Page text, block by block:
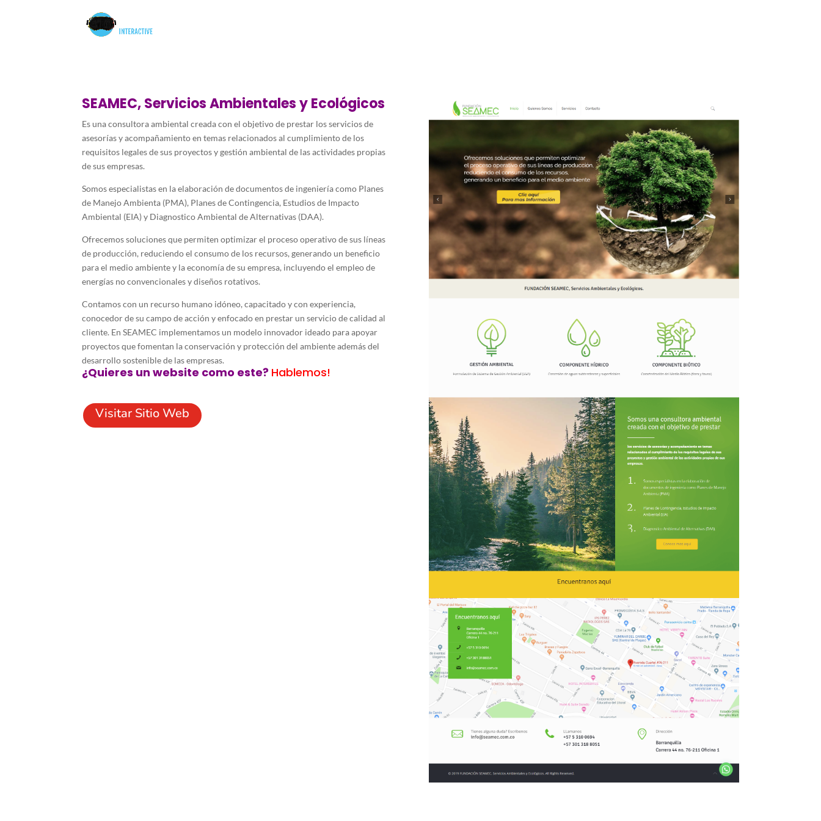
SEAMEC, Servicios Ambientales y Ecológicos
Es una consultora ambiental creada con el objetivo de prestar los servicios de
asesorías y acompañamiento en temas relacionados al cumplimiento de los
requisitos legales de sus proyectos y gestión ambiental de las actividades propias
de sus empresas.
Somos especialistas en la elaboración de documentos de ingeniería como Planes
de Manejo Ambienta (PMA), Planes de Contingencia, Estudios de Impacto
Ambiental (EIA) y Diagnostico Ambiental de Alternativas (DAA).
Ofrecemos soluciones que permiten optimizar el proceso operativo de sus líneas
de producción, reduciendo el consumo de los recursos, generando un beneficio
para el medio ambiente y la economía de su empresa, incluyendo el empleo de
energías no convencionales y diseños rotativos.
Contamos con un recurso humano idóneo, capacitado y con experiencia,
conocedor de su campo de acción y enfocado en prestar un servicio de calidad al
cliente. En SEAMEC implementamos un modelo innovador ideado para apoyar
proyectos que fomentan la conservación y protección del ambiente además del
desarrollo sostenible de las empresas.
¿Quieres un website como este? Hablemos!
Visitar Sitio Web